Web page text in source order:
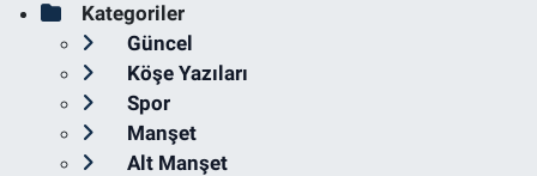
Kategoriler
Güncel
Köşe Yazıları
Spor
Manşet
Alt Manşet